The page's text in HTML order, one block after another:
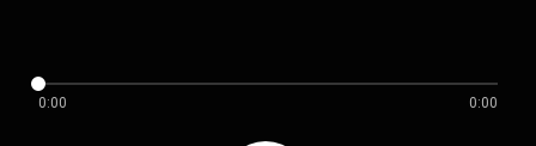
0:00 0:00